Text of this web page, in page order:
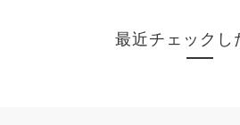
最近チェックし